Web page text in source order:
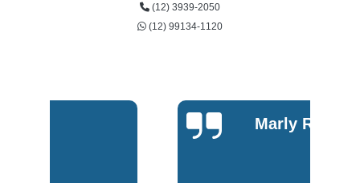
(12) 3939-2050
(12) 99134-1120
Marly Rosa